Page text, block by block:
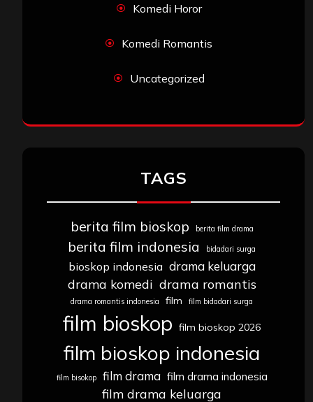
Komedi Horor
Komedi Romantis
Uncategorized
TAGS
berita film bioskop berita film drama
berita film indonesia bidadari surga
bioskop indonesia drama keluarga
drama komedi drama romantis
drama romantis indonesia film film bidadari surga
film bioskop film bioskop 2026
film bioskop indonesia
film bisokop film drama film drama indonesia
film drama keluarga